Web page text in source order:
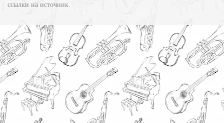
ссылки на источник.